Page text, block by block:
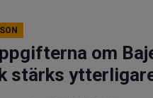
om
stärks